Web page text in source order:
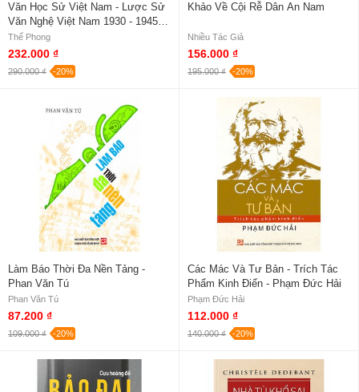
Văn Học Sử Việt Nam - Lược Sử
Văn Nghệ Việt Nam 1930 - 1945 -
Thế Phong (Bộ 2 Quyển)
Thế Phong
232.000 ₫
290.000 ₫ -20%
Khảo Về Cội Rễ Dân An Nam
Nhiều Tác Giả
156.000 ₫
195.000 ₫ -20%
Làm Báo Thời Đa Nền Tảng -
Phan Văn Tú
Phan Văn Tú
87.200 ₫
109.000 ₫ -20%
Các Mác Và Tư Bản - Trích Tác
Phẩm Kinh Điển - Phạm Đức Hải
Phạm Đức Hải
112.000 ₫
140.000 ₫ -20%